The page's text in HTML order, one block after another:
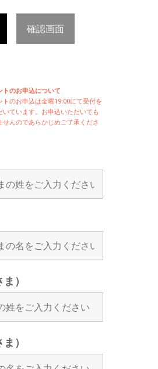
確認画面
トのお申込について
トのお申込は金曜19:00にて受付を
いています。お申込いただいても
せんのであらかじめご了承くださ
）
）